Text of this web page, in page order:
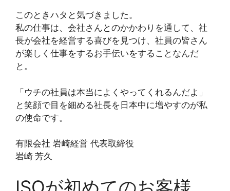
このときハタと気づきました。
私の仕事は、会社さんとのかかわりを通して、社
長が会社を経営する喜びを見つけ、社員の皆さん
が楽しく仕事をするお手伝いをすることなんだ
と。
「ウチの社員は本当によくやってくれるんだよ」
と笑顔で目を細める社長を日本中に増やすのが私
の使命です。
有限会社 岩崎経営 代表取締役
岩崎 芳久